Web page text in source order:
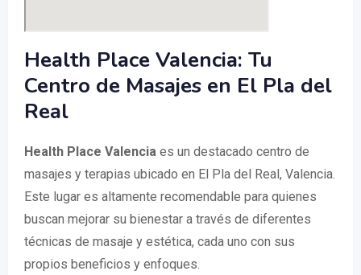
Health Place Valencia: Tu
Centro de Masajes en El Pla del
Real
Health Place Valencia es un destacado centro de
masajes y terapias ubicado en El Pla del Real, Valencia.
Este lugar es altamente recomendable para quienes
buscan mejorar su bienestar a través de diferentes
técnicas de masaje y estética, cada uno con sus
propios beneficios y enfoques.